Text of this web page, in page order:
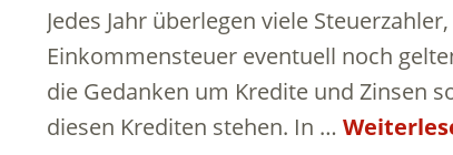
Jedes Jahr überlegen viele
Einkommensteuer eventuell noch
die Gedanken um Kredite und Zinsen
diesen Krediten stehen. In …